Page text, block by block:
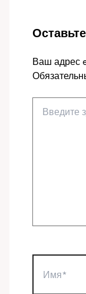
Ваш адрес
здесь...